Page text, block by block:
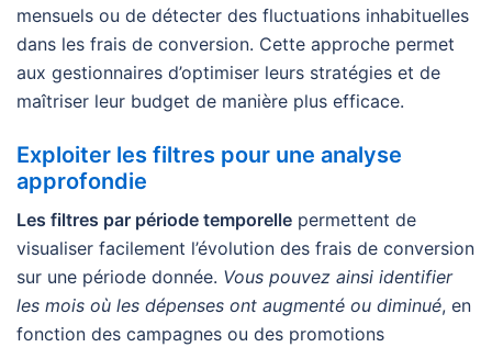
mensuels ou de détecter des fluctuations inhabituelles
dans les frais de conversion. Cette approche permet
aux gestionnaires d’optimiser leurs stratégies et de
maîtriser leur budget de manière plus efficace.
Exploiter les filtres pour une analyse
approfondie
Les filtres par période temporelle permettent de
visualiser facilement l’évolution des frais de conversion
sur une période donnée. Vous pouvez ainsi identifier
les mois où les dépenses ont augmenté ou diminué, en
fonction des campagnes ou des promotions